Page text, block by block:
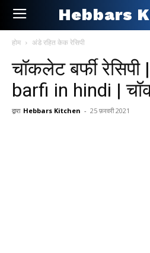
Hebbars
होम अंडे रहित केक रेसिपी
चॉकलेट बर्फी
barfi in hindi |
द्वारा Hebbars Kitchen - 25 फ़रवरी 2021